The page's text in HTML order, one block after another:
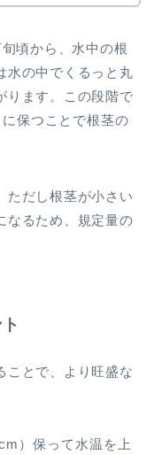
頃から、水中の根
水の中でくるっと丸
ります。この段階で
保つことで根茎の
ただし根茎が小さい
なるため、規定量の
ことで、より旺盛な
）保って水温を上